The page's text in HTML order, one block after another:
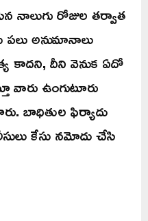
నాలుగు రోజుల తర్వాత
పలు అనుమానాలు
కాదని, దీని వెనుక ఏదో
వారు ఉంగుటూరు
బాధితుల ఫిర్యాదు
కేసు నమోదు చేసి